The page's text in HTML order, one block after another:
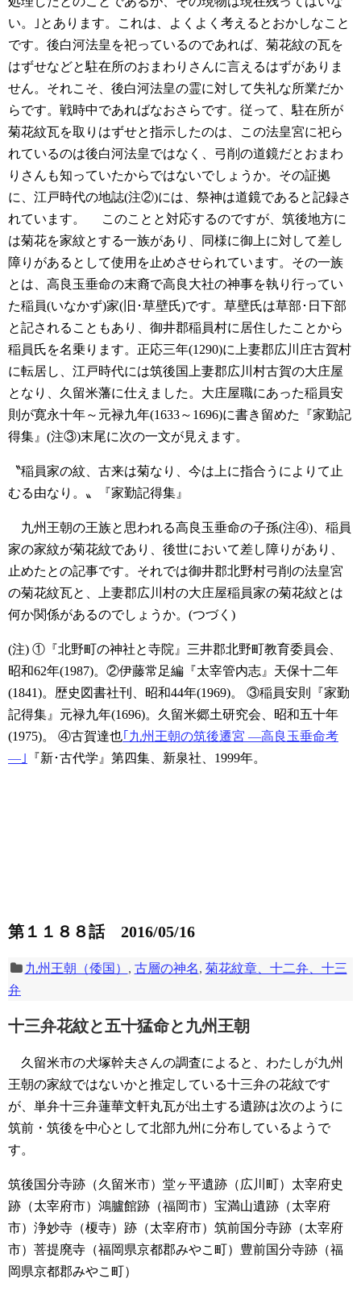
い。｣とあります。これは、よくよく考えるとおかしなこと
です。後白河法皇を祀っているのであれば、菊花紋の瓦を
はずせなどと駐在所のおまわりさんに言えるはずがありま
せん。それこそ、後白河法皇の霊に対して失礼な所業だか
らです。戦時中であればなおさらです。従って、駐在所が
菊花紋瓦を取りはずせと指示したのは、この法皇宮に祀ら
れているのは後白河法皇ではなく、弓削の道鏡だとおまわ
りさんも知っていたからではないでしょうか。その証拠
に、江戸時代の地誌(注②)には、祭神は道鏡であると記録さ
れています。
このことと対応するのですが、筑後地方に
は菊花を家紋とする一族があり、同様に御上に対して差し
障りがあるとして使用を止めさせられています。その一族
とは、高良玉垂命の末裔で高良大社の神事を執り行ってい
た稲員(いなかず)家(旧･草壁氏)です。草壁氏は草部･日下部
と記されることもあり、御井郡稲員村に居住したことから
稲員氏を名乗ります。正応三年(1290)に上妻郡広川庄古賀村
に転居し、江戸時代には筑後国上妻郡広川村古賀の大庄屋
となり、久留米藩に仕えました。大庄屋職にあった稲員安
則が寛永十年～元禄九年(1633～1696)に書き留めた『家勤記
得集』(注③)末尾に次の一文が見えます。
〝稲員家の紋、古来は菊なり、今は上に指合うによりて止
むる由なり。〟『家勤記得集』
九州王朝の王族と思われる高良玉垂命の子孫(注④)、稲員
家の家紋が菊花紋であり、後世において差し障りがあり、
止めたとの記事です。それでは御井郡北野村弓削の法皇宮
の菊花紋瓦と、上妻郡広川村の大庄屋稲員家の菊花紋とは
何か関係があるのでしょうか。(つづく)
(注) ①『北野町の神社と寺院』三井郡北野町教育委員会、
昭和62年(1987)。②伊藤常足編『太宰管内志』天保十二年
(1841)。歴史図書社刊、昭和44年(1969)。
③稲員安則『家勤
記得集』元禄九年(1696)。久留米郷土研究会、昭和五十年
(1975)。
④古賀達也｢九州王朝の筑後遷宮 ―高良玉垂命考
―｣
『新･古代学』第四集、新泉社、1999年。
第１１８８話 2016/05/16
九州王朝（倭国） , 古層の神名, 菊花紋章、十二弁、十三
弁
十三弁花紋と五十猛命と九州王朝
久留米市の犬塚幹夫さんの調査によると、わたしが九州
王朝の家紋ではないかと推定している十三弁の花紋です
が、単弁十三弁蓮華文軒丸瓦が出土する遺跡は次のように
筑前・筑後を中心として北部九州に分布しているようで
す。
筑後国分寺跡（久留米市） 堂ヶ平遺跡（広川町） 太宰府史
跡（太宰府市） 鴻臚館跡（福岡市） 宝満山遺跡（太宰府
市） 浄妙寺（榎寺）跡（太宰府市） 筑前国分寺跡（太宰府
市） 菩提廃寺（福岡県京都郡みやこ町） 豊前国分寺跡（福
岡県京都郡みやこ町）